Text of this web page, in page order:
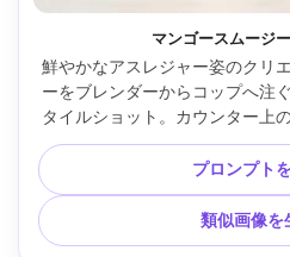
マンゴースムージ
鮮やかなアスレジャー姿のクリ
ーをブレンダーからコップへ注
タイルショット。カウンター上
カラー、スタジオキッチン光
影、鮮明な動きや写真質感、印
4:5
プロンプト
類似画像